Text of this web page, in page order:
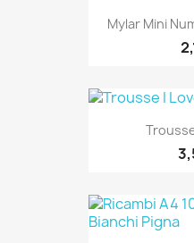
Mylar Mini